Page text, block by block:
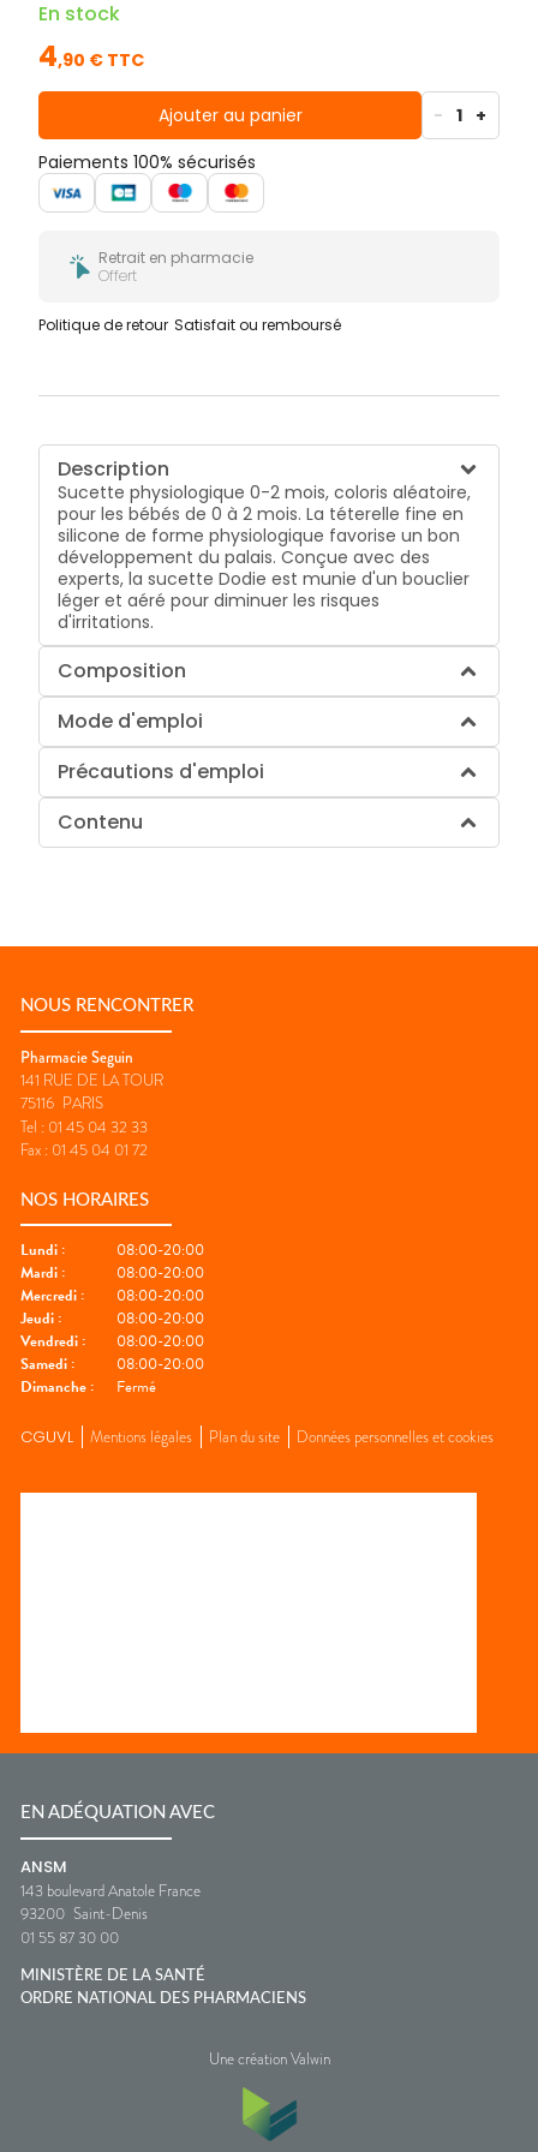
En stock
4,90 € TTC
Ajouter au panier - 1 +
Paiements 100% sécurisés
Retrait en pharmacie
Offert
Politique de retour Satisfait ou remboursé
Description
Sucette physiologique 0-2 mois, coloris aléatoire,
pour les bébés de 0 à 2 mois. La téterelle fine en
silicone de forme physiologique favorise un bon
développement du palais. Conçue avec des
experts, la sucette Dodie est munie d'un bouclier
léger et aéré pour diminuer les risques
d'irritations.
Composition
Mode d'emploi
Précautions d'emploi
Contenu
NOUS RENCONTRER
Pharmacie Seguin
141 RUE DE LA TOUR
75116 PARIS
Tel : 01 45 04 32 33
Fax : 01 45 04 01 72
NOS HORAIRES
Lundi :
08:00-20:00
Mardi :
08:00-20:00
Mercredi :
08:00-20:00
Jeudi :
08:00-20:00
Vendredi :
08:00-20:00
Samedi :
08:00-20:00
Dimanche : Fermé
CGUVL Mentions légales Plan du site Données personnelles et cookies
EN ADÉQUATION AVEC
ANSM
143 boulevard Anatole France
93200 Saint-Denis
01 55 87 30 00
MINISTÈRE DE LA SANTÉ
ORDRE NATIONAL DES PHARMACIENS
Une création Valwin